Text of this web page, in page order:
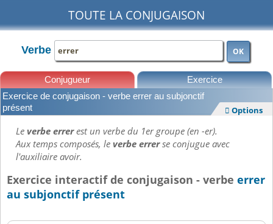
TOUTE LA CONJUGAISON
Verbe OK
Conjugueur Exercice
Leçons
Exercice de conjugaison - verbe errer au subjonctif
présent
 Options
Leverbe errerest un verbe du 1er groupe (en -er).
Aux temps composés, leverbe errerse conjugue avec
l'auxiliaire avoir.
Exercice interactif de conjugaison - verbe errer
au subjonctif présent